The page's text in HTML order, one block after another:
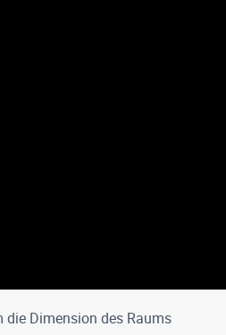
die Dimension des Raums